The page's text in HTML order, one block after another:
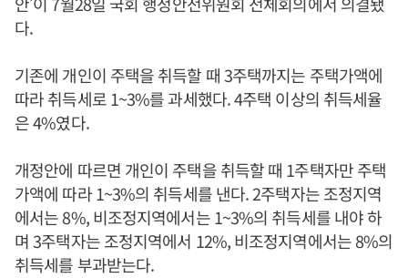
다.
기존에 개인이 주택을 취득할 때 3주택까지는 주택가액에
따라 취득세로 1~3%를 과세했다. 4주택 이상의 취득세율
은 4%였다.
개정안에 따르면 개인이 주택을 취득할 때 1주택자만 주택
가액에 따라 1~3%의 취득세를 낸다. 2주택자는 조정지역
에서는 8%, 비조정지역에서는 1~3%의 취득세를 내야 하
며 3주택자는 조정지역에서 12%, 비조정지역에서는 8%의
취득세를 부과받는다.